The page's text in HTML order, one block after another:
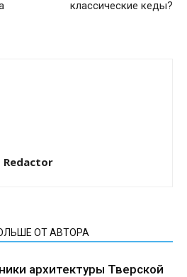
классические кеды?
Redactor
ОТ АВТОРА
архитектуры Тверской